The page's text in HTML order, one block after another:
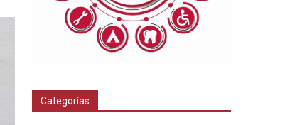
Categorías